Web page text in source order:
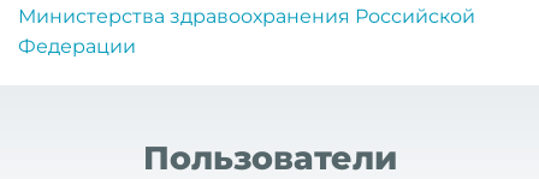
Министерства здравоохранения Российской
Федерации
Пользователи